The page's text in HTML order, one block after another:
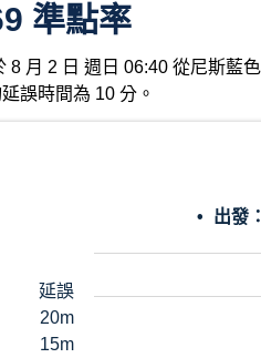
準點率
8 月 2 日 週日 06:40 從尼斯藍
誤時間為 10 分。
出發：
延誤
20m
15m